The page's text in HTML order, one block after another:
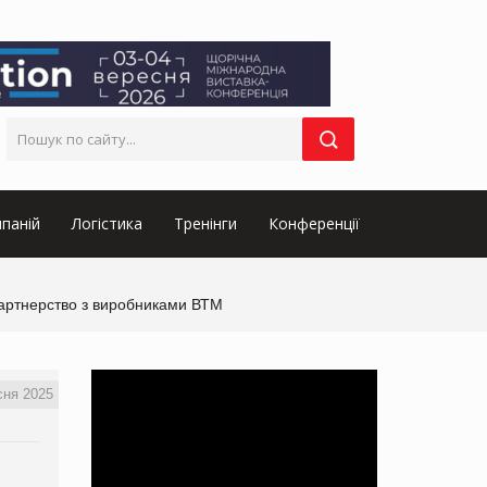
Логістика Тренінги Конференції
з виробниками ВТМ
2025